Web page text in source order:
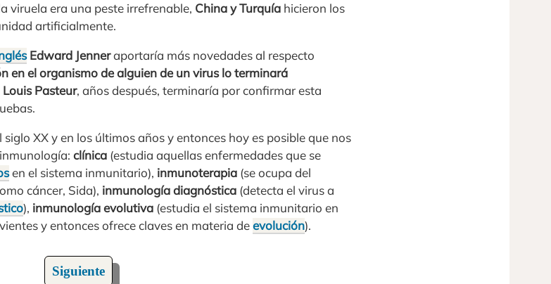
viruela era una peste irrefrenable, China y Turquía hicieron los
artificialmente.
Edward Jenneraportaría más novedades al respecto
en el organismo de alguien de un virus lo terminará
Louis Pasteur, años después, terminaría por confirmar esta
XX y en los últimos años y entonces hoy es posible que nos
clínica (estudia aquellas enfermedades que se
en el sistema inmunitario), inmunoterapia (se ocupa del
cáncer, Sida), inmunología diagnóstica (detecta el virus a
), inmunología evolutiva (estudia el sistema inmunitario en
y entonces ofrece claves en materia deevolución).
Siguiente